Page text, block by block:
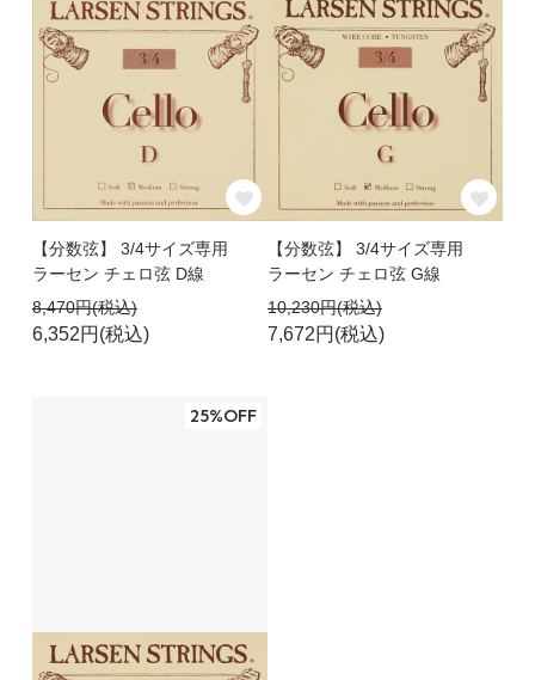
【分数弦】 3/4サイズ専用
ラーセン チェロ弦 D線
8,470円(税込)
6,352円(税込)
【分数弦】 3/4サイズ専用
ラーセン チェロ弦 G線
10,230円(税込)
7,672円(税込)
25%OFF